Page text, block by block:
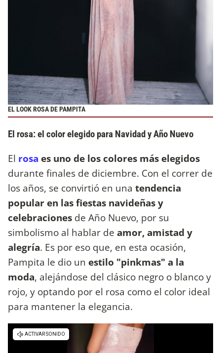
EL LOOK ROSA DE PAMPITA
El rosa: el color elegido para Navidad y Año Nuevo
El rosa es uno de los colores más elegidos
durante finales de diciembre. Con el correr de
los años, se convirtió en una tendencia
popular en las fiestas navideñas y
celebraciones de Año Nuevo, por su
simbolismo al hablar de amor, amistad y
alegría. Es por eso que, en esta ocasión,
Pampita le dio un estilo "pinkmas" a la
moda, alejándose del clásico negro o blanco y
rojo, y optando por el rosa como el color ideal
para mantener la elegancia.